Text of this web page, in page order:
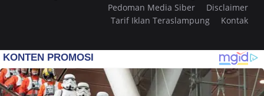
Pedoman Media Siber
Disclaimer
Tarif Iklan Teraslampung
Kontak